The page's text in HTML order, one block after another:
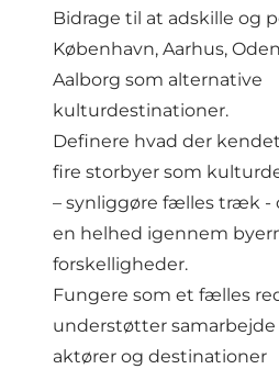
Bidrage til at adskille og
København, Aarhus,
Aalborg som alternative
kulturdestinationer.
Definere hvad der
fire storbyer som
– synliggøre fælles træk -
en helhed igennem
forskelligheder.
Fungere som et fælles
understøtter
aktører og destinationer